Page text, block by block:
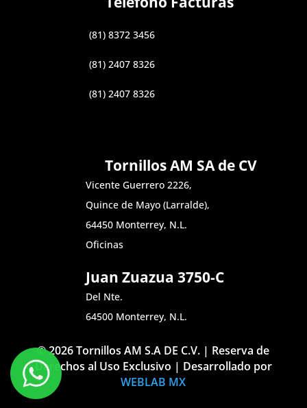
(81) 8372 3456
(81) 2407 8326
(81) 2407 8326
Tornillos AM SA de CV
Vicente Guerrero 2226,
Quince de Mayo (Larralde),
64450 Monterrey, N.L.
Oficinas
Juan Zuazua 3750-C
Del Nte.
64500 Monterrey, N.L.
© 2026 Tornillos AM S.A DE C.V. | Reserva de
Derechos al Uso Exclusivo | Desarrollado por
WEBLAB MX